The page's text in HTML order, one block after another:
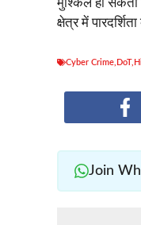
क्षेत्र में
Cyber Crime DoT,
Join